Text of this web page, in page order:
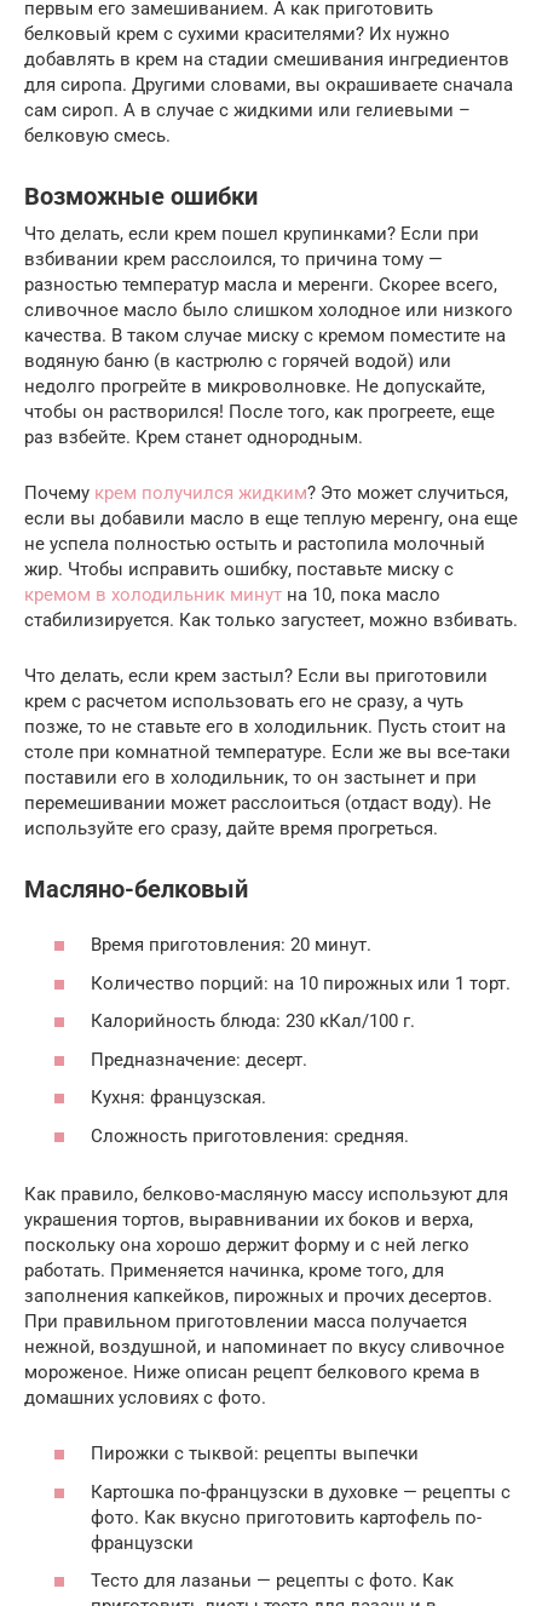
первым его замешиванием. А как приготовить
белковый крем с сухими красителями? Их нужно
добавлять в крем на стадии смешивания ингредиентов
для сиропа. Другими словами, вы окрашиваете сначала
сам сироп. А в случае с жидкими или гелиевыми –
белковую смесь.
Возможные ошибки
Что делать, если крем пошел крупинками? Если при
взбивании крем расслоился, то причина тому —
разностью температур масла и меренги. Скорее всего,
сливочное масло было слишком холодное или низкого
качества. В таком случае миску с кремом поместите на
водяную баню (в кастрюлю с горячей водой) или
недолго прогрейте в микроволновке. Не допускайте,
чтобы он растворился! После того, как прогреете, еще
раз взбейте. Крем станет однородным.
Почему крем получился жидким? Это может случиться,
если вы добавили масло в еще теплую меренгу, она еще
не успела полностью остыть и растопила молочный
жир. Чтобы исправить ошибку, поставьте миску с
кремом в холодильник минут на 10, пока масло
стабилизируется. Как только загустеет, можно взбивать.
Что делать, если крем застыл? Если вы приготовили
крем с расчетом использовать его не сразу, а чуть
позже, то не ставьте его в холодильник. Пусть стоит на
столе при комнатной температуре. Если же вы все-таки
поставили его в холодильник, то он застынет и при
перемешивании может расслоиться (отдаст воду). Не
используйте его сразу, дайте время прогреться.
Масляно-белковый
Время приготовления: 20 минут.
Количество порций: на 10 пирожных или 1 торт.
Калорийность блюда: 230 кКал/100 г.
Предназначение: десерт.
Кухня: французская.
Сложность приготовления: средняя.
Как правило, белково-масляную массу используют для
украшения тортов, выравнивании их боков и верха,
поскольку она хорошо держит форму и с ней легко
работать. Применяется начинка, кроме того, для
заполнения капкейков, пирожных и прочих десертов.
При правильном приготовлении масса получается
нежной, воздушной, и напоминает по вкусу сливочное
мороженое. Ниже описан рецепт белкового крема в
домашних условиях с фото.
Пирожки с тыквой: рецепты выпечки
Картошка по-французски в духовке — рецепты с
фото. Как вкусно приготовить картофель по-
французски
Тесто для лазаньи — рецепты с фото. Как